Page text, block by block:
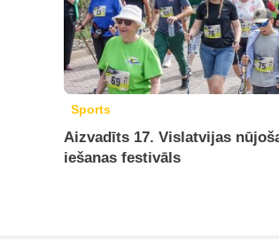
Sports
Aizvadīts 17. Vislatvijas
iešanas festivāls